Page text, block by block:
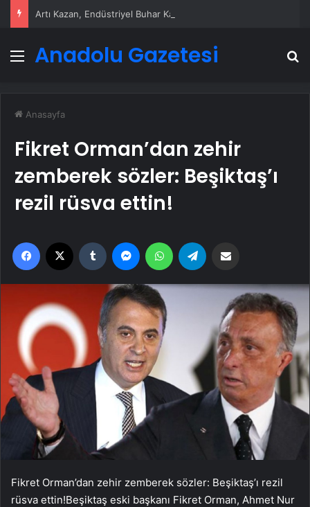
Menü
Anadolu Gazetesi
Anasayfa
Fikret Orman’dan zehir
zemberek sözler: Beşiktaş’ı
rezil rüsva ettin!
Facebook Tumblr MessengerWhatsApp
Fikret Orman’dan zehir zemberek sözler: Beşiktaş’ı rezil
rüsva ettin!Beşiktaş eski başkanı Fikret Orman, Ahmet Nur